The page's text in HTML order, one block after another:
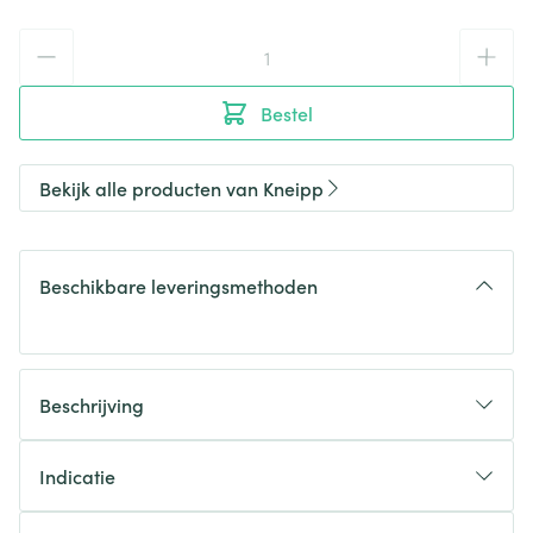
Bestel
Bekijk alle producten van Kneipp
Beschikbare leveringsmethoden
Beschrijving
Indicatie